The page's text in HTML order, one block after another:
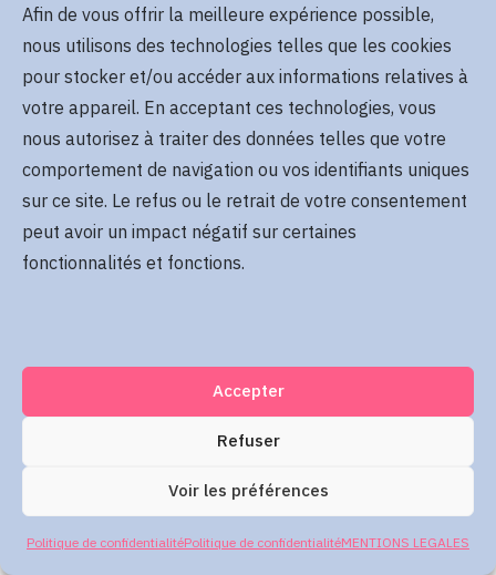
Afin de vous offrir la meilleure expérience possible,
nous utilisons des technologies telles que les cookies
pour stocker et/ou accéder aux informations relatives à
votre appareil. En acceptant ces technologies, vous
nous autorisez à traiter des données telles que votre
comportement de navigation ou vos identifiants uniques
sur ce site. Le refus ou le retrait de votre consentement
peut avoir un impact négatif sur certaines
fonctionnalités et fonctions.
Accepter
Refuser
Voir les préférences
Politique de confidentialitéPolitique de confidentialitéMENTIONS LEGALES
Se rappeler de moi
Mot de passe oublié
Me connecter